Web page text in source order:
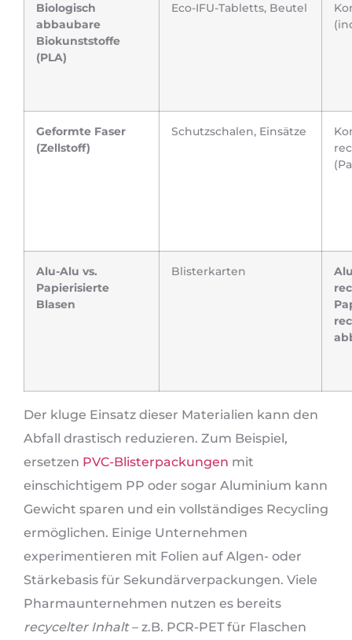
Biologisch
abbaubare
Biokunststoffe
(PLA)
Eco-IFU-Tabletts, Beutel
Geformte Faser
(Zellstoff)
Schutzschalen, Einsätze
Alu-Alu vs.
Papierisierte
Blasen
Blisterkarten
Der kluge Einsatz dieser Materialien kann den
Abfall drastisch reduzieren. Zum Beispiel,
ersetzen PVC-Blisterpackungen mit
einschichtigem PP oder sogar Aluminium kann
Gewicht sparen und ein vollständiges Recycling
ermöglichen. Einige Unternehmen
experimentieren mit Folien auf Algen- oder
Stärkebasis für Sekundärverpackungen. Viele
Pharmaunternehmen nutzen es bereits
recycelter Inhalt– z.B. PCR-PET für Flaschen